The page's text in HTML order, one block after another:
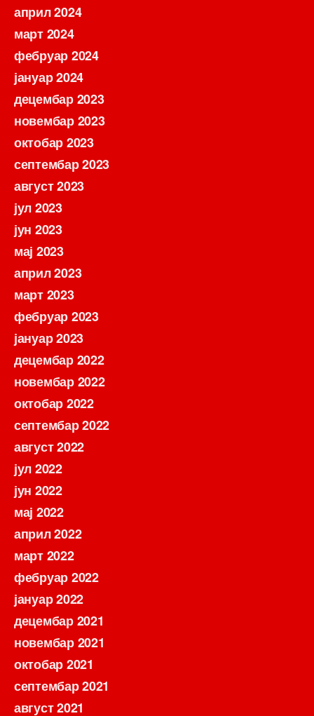
април 2024
март 2024
фебруар 2024
јануар 2024
децембар 2023
новембар 2023
октобар 2023
септембар 2023
август 2023
јул 2023
јун 2023
мај 2023
април 2023
март 2023
фебруар 2023
јануар 2023
децембар 2022
новембар 2022
октобар 2022
септембар 2022
август 2022
јул 2022
јун 2022
мај 2022
април 2022
март 2022
фебруар 2022
јануар 2022
децембар 2021
новембар 2021
октобар 2021
септембар 2021
август 2021